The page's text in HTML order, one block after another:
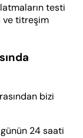
testi
ve titreşim
bizi
24 saati